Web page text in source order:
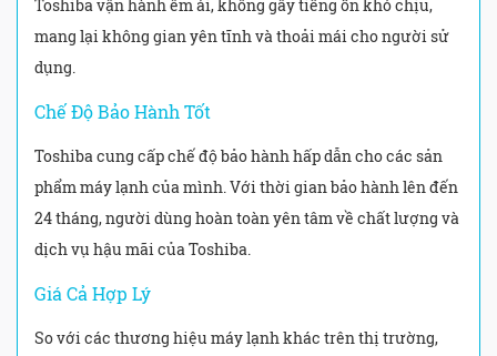
Toshiba vận hành êm ái, không gây tiếng ồn khó chịu,
mang lại không gian yên tĩnh và thoải mái cho người sử
dụng.
Chế Độ Bảo Hành Tốt
Toshiba cung cấp chế độ bảo hành hấp dẫn cho các sản
phẩm máy lạnh của mình. Với thời gian bảo hành lên đến
24 tháng, người dùng hoàn toàn yên tâm về chất lượng và
dịch vụ hậu mãi của Toshiba.
Giá Cả Hợp Lý
So với các thương hiệu máy lạnh khác trên thị trường,